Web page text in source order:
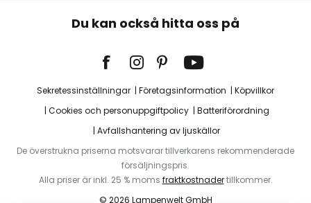
Du kan också hitta oss på
Sekretessinställningar Företagsinformation
Köpvillkor
Cookies och personuppgiftpolicy
Batteriförordning
Avfallshantering av ljuskällor
De överstrukna priserna motsvarar tillverkarens rekommenderade
försäljningspris.
Alla priser är inkl. 25 % moms fraktkostnadertillkommer.
© 2026 Lampenwelt GmbH